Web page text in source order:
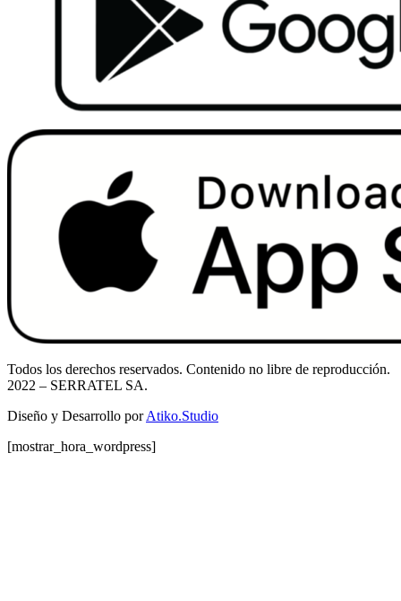
Todos los derechos reservados. Contenido no libre de reproducción.
2022 – SERRATEL SA.
Diseño y Desarrollo porAtiko.Studio
[mostrar_hora_wordpress]